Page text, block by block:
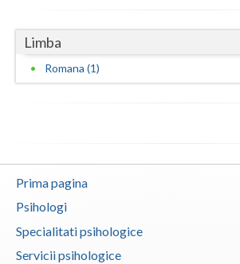
Sibiu
Valcea
Vaslui
Limba
Romana (1)
Prima pagina
Psihologi
Specialitati psihologice
Servicii psihologice